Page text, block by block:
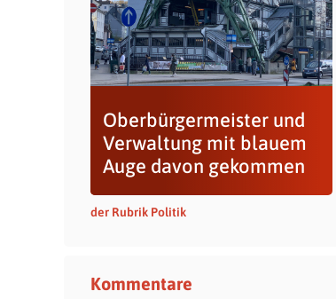
Oberbürgermeister und
Verwaltung mit blauem
Auge davon gekommen
der Rubrik Politik
Kommentare